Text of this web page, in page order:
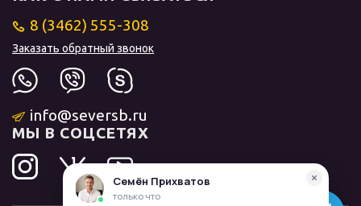
8 (3462) 555-308
Заказать обратный звонок
info@seversb.ru
МЫ В СОЦСЕТЯХ